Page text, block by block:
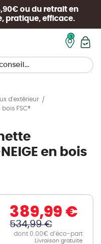
ou du retrait en
pratique, efficace.
d'extérieur
FSC®
en bois
389,99 €
534,99 €
dont 0.00€ d’éco-part
Livraison gratuite